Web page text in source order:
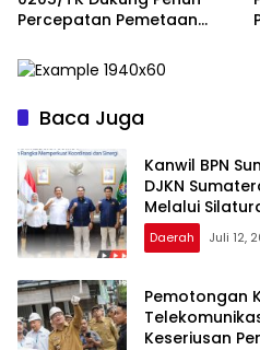
Percepatan Pemetaan
KDKMP di Kabupaten Karo
Baca Juga
Kanwil BPN
DJKN
Melalui
Daerah Juli 12,
Pemotongan
Keseriusan